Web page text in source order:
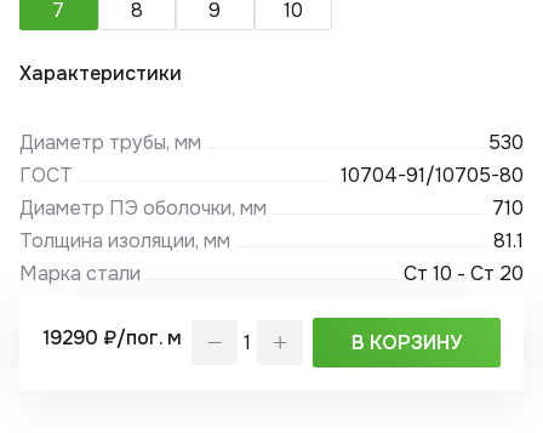
7
8 9 10
Характеристики
Диаметр трубы, мм
530
ГОСТ
10704-91/10705-80
Диаметр ПЭ оболочки, мм
710
Толщина изоляции, мм
81.1
Марка стали
Ст 10 - Ст 20
19290 ₽/пог. м В КОРЗИНУ